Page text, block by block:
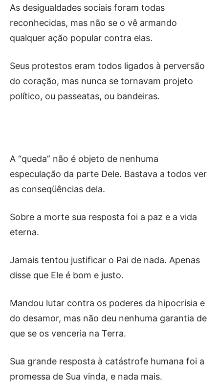
As desigualdades sociais foram todas
reconhecidas, mas não se o vê armando
qualquer ação popular contra elas.
Seus protestos eram todos ligados à perversão
do coração, mas nunca se tornavam projeto
político, ou passeatas, ou bandeiras.
A “queda” não é objeto de nenhuma
especulação da parte Dele. Bastava a todos ver
as conseqüências dela.
Sobre a morte sua resposta foi a paz e a vida
eterna.
Jamais tentou justificar o Pai de nada. Apenas
disse que Ele é bom e justo.
Mandou lutar contra os poderes da hipocrisia e
do desamor, mas não deu nenhuma garantia de
que se os venceria na Terra.
Sua grande resposta à catástrofe humana foi a
promessa de Sua vinda, e nada mais.